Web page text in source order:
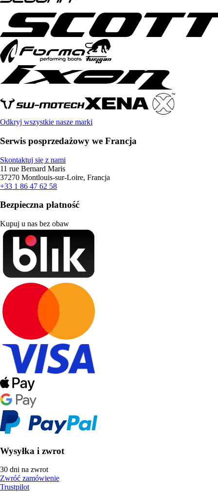
Odkryj wszystkie nasze marki
Serwis posprzedażowy we Francja
Skontaktuj się z nami
11 rue Bernard Maris
37270 Montlouis-sur-Loire, Francja
+33 1 86 47 62 58
Bezpieczna płatność
Kupuj u nas bez obaw
Wysyłka i zwrot
30 dni na zwrot
Zwróć zamówienie
Trustpilot